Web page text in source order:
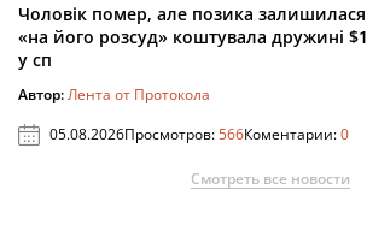
Чоловік помер, але позика
«на його розсуд» коштувала дружині
у сп
Автор:Лента от Протокола
05.08.2026Просмотров:566Коментарии:0
Смотреть все новости